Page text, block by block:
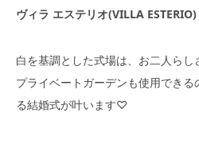
ヴィラ エステリオ(VILLA ESTERIO)
白を基調とした式場は、お二人らし
プライベートガーデンも使用でき
る結婚式が叶います♡